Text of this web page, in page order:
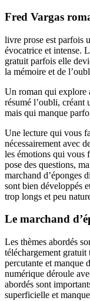
Fred Vargas
livre prose est parfois
évocatrice et intense.
gratuit parfois elle
la mémoire et de
Un roman qui explore
résumé l’oubli, créant
mais qui manque
Une lecture qui vous
nécessairement avec
les émotions qui vous
pose des questions,
marchand d’éponges
sont bien développés
trop longs et peu
Le marchand
Les thèmes abordés
téléchargement
percutante et manque
numérique déroule
abordés sont
superficielle et